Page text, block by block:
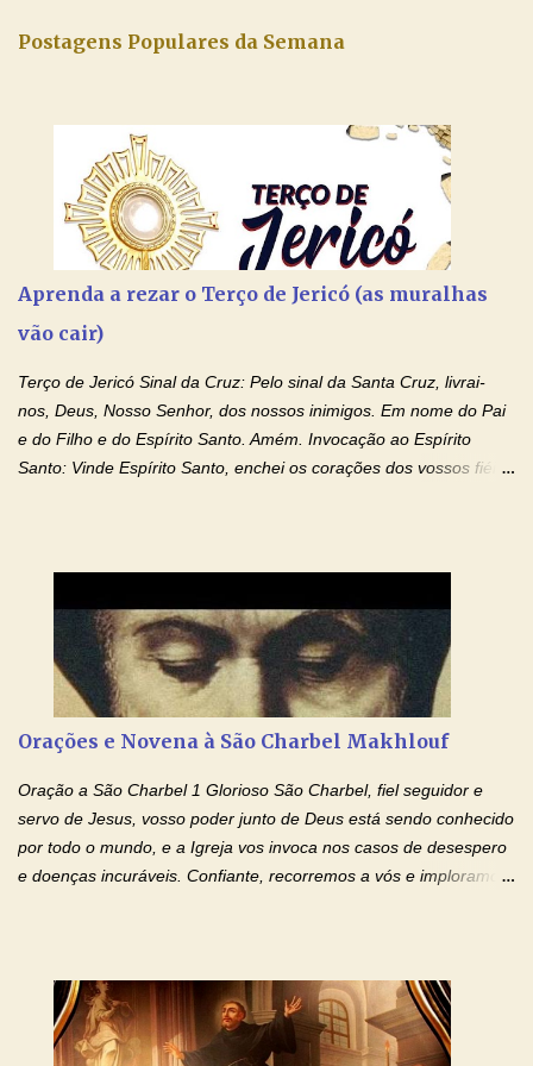
Postagens Populares da Semana
Aprenda a rezar o Terço de Jericó (as muralhas
vão cair)
Terço de Jericó Sinal da Cruz: Pelo sinal da Santa Cruz, livrai-
nos, Deus, Nosso Senhor, dos nossos inimigos. Em nome do Pai
e do Filho e do Espírito Santo. Amém. Invocação ao Espírito
Santo: Vinde Espírito Santo, enchei os corações dos vossos fiéis
o mesmo Espírito e gozemos sempre da sua consolação. Por
Cristo, Senhor Nosso. Amém. Creio: Creio em Deus Pai Todo-
Poderoso, Criador do céu e da terra; e em Jesus Cristo, seu
único Filho, nosso Senhor; que foi concebido pelo poder do Espí­
rito Santo; nasceu da Virgem Maria, padeceu sob Pôncio Pilatos,
foi crucificado, morto e sepultado. Desceu à mansão dos mortos;
ressuscitou ao terceiro dia; subiu aos céus, está sentado à direita
de Deus Pai todo-poderoso, donde há de vir a julgar os v...
Orações e Novena à São Charbel Makhlouf
Oração a São Charbel 1 Glorioso São Charbel, fiel seguidor e
servo de Jesus, vosso poder junto de Deus está sendo conhecido
por todo o mundo, e a Igreja vos invoca nos casos de desespero
e doenças incuráveis. Confiante, recorremos a vós e imploramos
Queremos sempre lembrar-nos deste favor, da vossa intercessão
e invocar-vos como nosso patrono, para maior glória de Deus e o
bem de nossas almas. São Charbel! Rogai por Nós e por todos